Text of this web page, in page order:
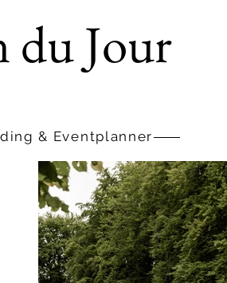
du Jour
& Eventplanner